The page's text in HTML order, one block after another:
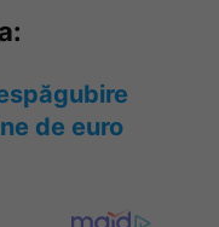
de euro